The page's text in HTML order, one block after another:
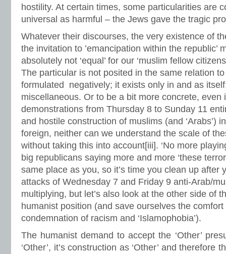
hostility. At certain times, some particularities are
universal as harmful – the Jews gave the tragic
Whatever their discourses, the very existence of
the invitation to ’emancipation within the republic’
absolutely not ‘equal’ for our ‘muslim fellow
The particular is not posited in the same relation
formulated negatively; it exists only in and as
miscellaneous. Or to be a bit more concrete, even
demonstrations from Thursday 8 to Sunday 11
and hostile construction of muslims (and ‘Arabs’)
foreign, neither can we understand the scale of
without taking this into account[iii]. ‘No more
big republicans saying more and more ‘these
same place as you, so it’s time you clean up after
attacks of Wednesday 7 and Friday 9 anti-Arab/
multiplying, but let’s also look at the other side of
humanist position (and save ourselves the
condemnation of racism and ‘Islamophobia’).
The humanist demand to accept the ‘Other’
‘Other’, it’s construction as ‘Other’ and therefore